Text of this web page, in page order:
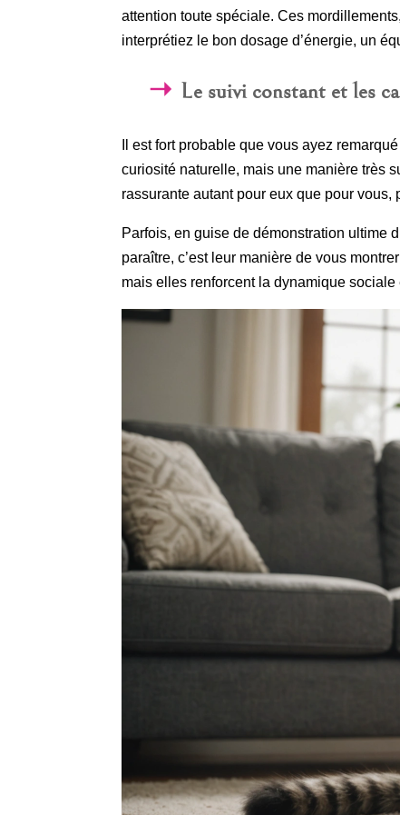
attention toute spéciale. Ces
interprétiez le bon dosage d’énergie, un
Le suivi constant et les
Il est fort probable que vous ayez
curiosité naturelle, mais une manière très
rassurante autant pour eux que pour
Parfois, en guise de démonstration ultime
paraître, c’est leur manière de vous
mais elles renforcent la dynamique